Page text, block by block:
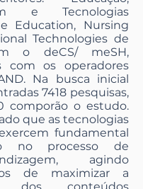
e Tecnologias
Education, Nursing
Technologies de
o deCS/ meSH,
com os operadores
Na busca inicial
7418 pesquisas,
comporão o estudo.
que as tecnologias
fundamental
no processo de
agindo
de maximizar a